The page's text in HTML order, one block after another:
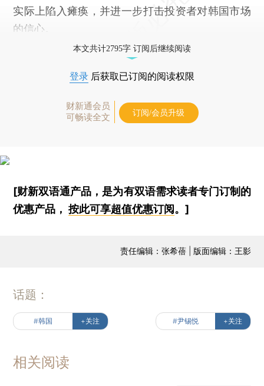
实际上陷入瘫痪，并进一步打击投资者对韩国市场
的信心。
本文共计2795字 订阅后继续阅读
登录 后获取已订阅的阅读权限
财新通会员
可畅读全文
订阅/会员升级
[财新双语通产品，是为有双语需求读者专门订制的
优惠产品，按此可享超值优惠订阅。]
责任编辑：张希蓓 | 版面编辑：王影
话题：
#韩国 +关注 #尹锡悦 +关注
相关阅读